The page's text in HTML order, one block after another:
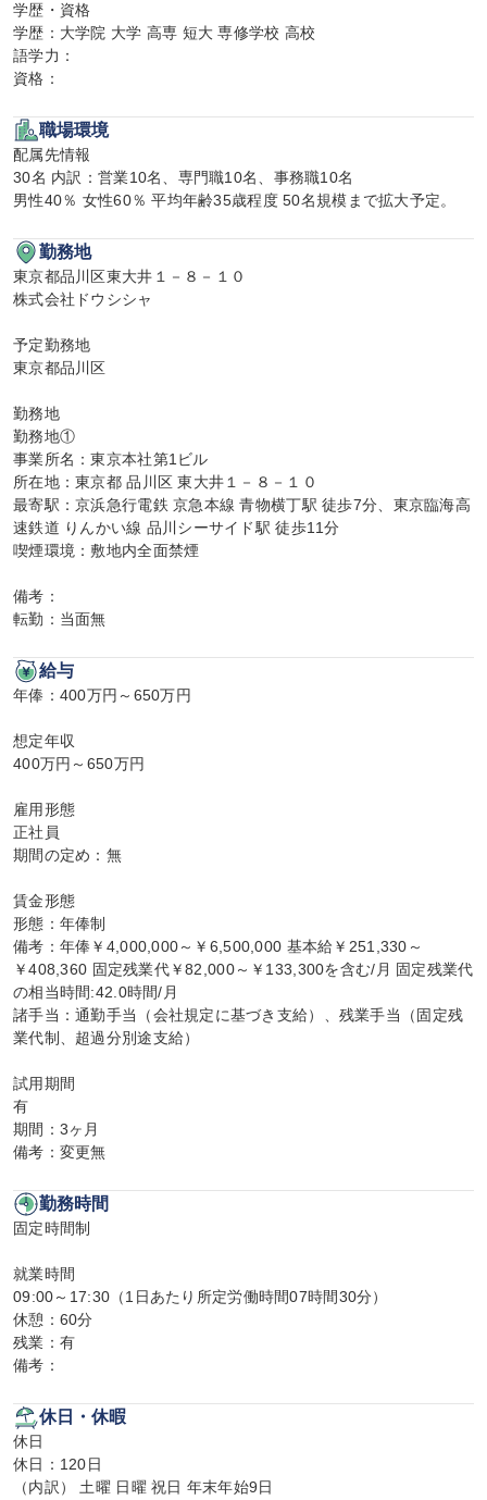
学歴・資格
学歴：大学院 大学 高専 短大 専修学校 高校
語学力：
資格：
職場環境
配属先情報
30名 内訳：営業10名、専門職10名、事務職10名
男性40％ 女性60％ 平均年齢35歳程度 50名規模まで拡大予定。
勤務地
東京都品川区東大井１－８－１０
株式会社ドウシシャ
予定勤務地
東京都品川区
勤務地
勤務地①
事業所名：東京本社第1ビル
所在地：東京都 品川区 東大井１－８－１０
最寄駅：京浜急行電鉄 京急本線 青物横丁駅 徒歩7分、東京臨海高
速鉄道 りんかい線 品川シーサイド駅 徒歩11分
喫煙環境：敷地内全面禁煙
備考：
転勤：当面無
給与
年俸：400万円～650万円
想定年収
400万円～650万円
雇用形態
正社員
期間の定め：無
賃金形態
形態：年俸制
備考：年俸￥4,000,000～￥6,500,000 基本給￥251,330～
￥408,360 固定残業代￥82,000～￥133,300を含む/月 固定残業代
の相当時間:42.0時間/月
諸手当：通勤手当（会社規定に基づき支給）、残業手当（固定残
業代制、超過分別途支給）
試用期間
有
期間：3ヶ月
備考：変更無
勤務時間
固定時間制
就業時間
09:00～17:30（1日あたり所定労働時間07時間30分）
休憩：60分
残業：有
備考：
休日・休暇
休日
休日：120日
（内訳） 土曜 日曜 祝日 年末年始9日